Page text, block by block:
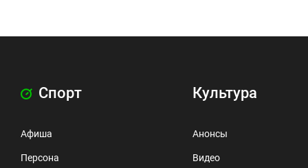
Спорт
Афиша
Персона
Культура
Анонсы
Видео